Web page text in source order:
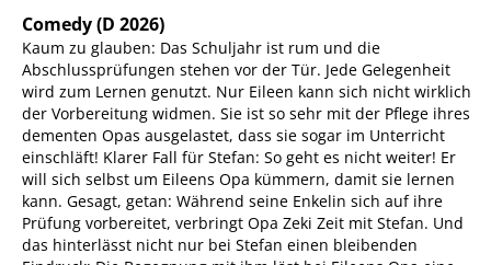
Comedy(D 2026)
Kaum zu glauben: Das Schuljahr ist rum und die
Abschlussprüfungen stehen vor der Tür. Jede Gelegenheit
wird zum Lernen genutzt. Nur Eileen kann sich nicht wirklich
der Vorbereitung widmen. Sie ist so sehr mit der Pflege ihres
dementen Opas ausgelastet, dass sie sogar im Unterricht
einschläft! Klarer Fall für Stefan: So geht es nicht weiter! Er
will sich selbst um Eileens Opa kümmern, damit sie lernen
kann. Gesagt, getan: Während seine Enkelin sich auf ihre
Prüfung vorbereitet, verbringt Opa Zeki Zeit mit Stefan. Und
das hinterlässt nicht nur bei Stefan einen bleibenden